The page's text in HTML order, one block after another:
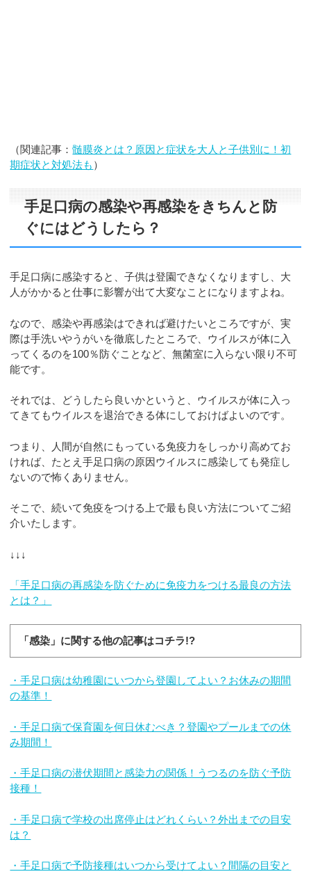
（関連記事：髄膜炎とは？原因と症状を大人と子供別に！初
期症状と対処法も ）
手足口病の感染や再感染をきちんと防
ぐにはどうしたら？
手足口病に感染すると、子供は登園できなくなりますし、大
人がかかると仕事に影響が出て大変なことになりますよね。
なので、感染や再感染はできれば避けたいところですが、実
際は手洗いやうがいを徹底したところで、ウイルスが体に入
ってくるのを100％防ぐことなど、無菌室に入らない限り不可
能です。
それでは、どうしたら良いかというと、ウイルスが体に入っ
てきてもウイルスを退治できる体にしておけばよいのです。
つまり、人間が自然にもっている免疫力をしっかり高めてお
ければ、たとえ手足口病の原因ウイルスに感染しても発症し
ないので怖くありません。
そこで、続いて免疫をつける上で最も良い方法についてご紹
介いたします。
↓↓↓
「手足口病の再感染を防ぐために免疫力をつける最良の方法
とは？」
「感染」に関する他の記事はコチラ!?
・手足口病は幼稚園にいつから登園してよい？お休みの期間
の基準！
・手足口病で保育園を何日休むべき？登園やプールまでの休
み期間！
・手足口病の潜伏期間と感染力の関係！うつるのを防ぐ予防
接種！
・手足口病で学校の出席停止はどれくらい？外出までの目安
は？
・手足口病で予防接種はいつから受けてよい？間隔の目安と